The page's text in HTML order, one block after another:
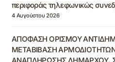
περιφοράς τηλεφωνικώς
4 Αυγούστου 2026
ΑΠΟΦΑΣΗ ΟΡΙΣΜΟΥ
ΜΕΤΑΒΙΒΑΣΗ